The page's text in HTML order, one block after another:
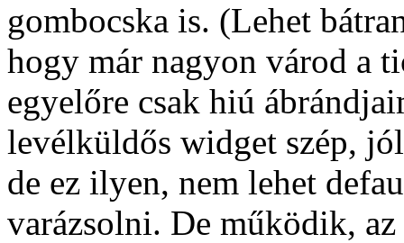
gombocska is. (Lehet
hogy már nagyon várod a
egyelőre csak hiú
levélküldős widget szép,
de ez ilyen, nem lehet
varázsolni. De működik,